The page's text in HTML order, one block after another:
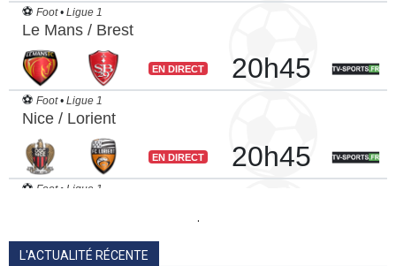
.
L'ACTUALITÉ RÉCENTE